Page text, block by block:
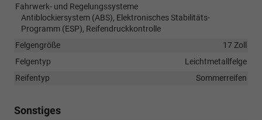
Fahrwerk- und Regelungssysteme
Antiblockiersystem (ABS), Elektronisches Stabilitäts-
Programm (ESP), Reifendruckkontrolle
Felgengröße
17 Zoll
Felgentyp
Leichtmetallfelge
Reifentyp
Sommerreifen
Sonstiges